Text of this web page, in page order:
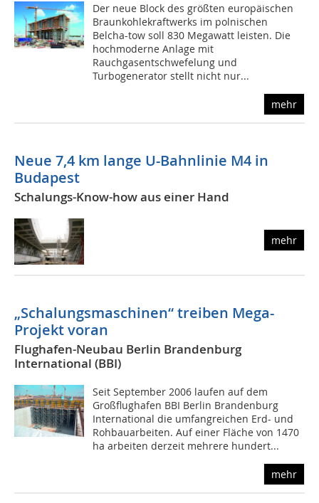
Der neue Block des größten europäischen
Braunkohlekraftwerks im polnischen
Belcha-tow soll 830 Megawatt leisten. Die
hochmoderne Anlage mit
Rauchgasentschwefelung und
Turbogenerator stellt nicht nur...
mehr
Neue 7,4 km lange U-Bahnlinie M4 in
Budapest
Schalungs-Know-how aus einer Hand
mehr
„Schalungsmaschinen“ treiben Mega-
Projekt voran
Flughafen-Neubau Berlin Brandenburg
International (BBI)
Seit September 2006 laufen auf dem
Großflughafen BBI Berlin Brandenburg
International die umfangreichen Erd- und
Rohbauarbeiten. Auf einer Fläche von 1470
ha arbeiten derzeit mehrere hundert...
mehr